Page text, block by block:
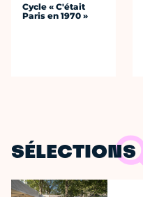
Cycle « C'était
Paris en 1970 »
SÉLECTIONS